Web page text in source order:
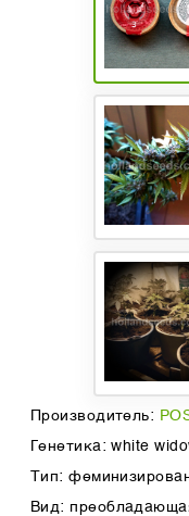
Производитель:
Генетика: white
Тип:
Вид: